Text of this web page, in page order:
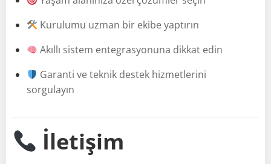
Kurulumu uzman bir ekibe yaptırın
Akıllı sistem entegrasyonuna dikkat edin
Garanti ve teknik destek hizmetlerini
sorgulayın
İletişim